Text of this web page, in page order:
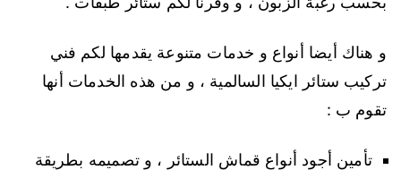
و هناك أيضا أنواع و خدمات متنوعة يقدمها لكم فني
تركيب ستائر ايكيا السالمية ، و من هذه الخدمات أنها
تقوم ب :
تأمين أجود أنواع قماش الستائر ، و تصميمه بطريقة